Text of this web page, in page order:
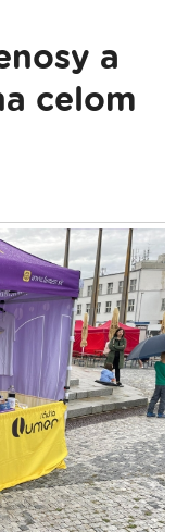
a
celom